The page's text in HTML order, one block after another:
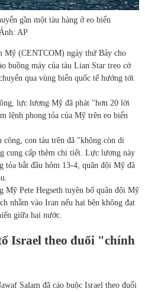
gần một tàu hàng ở eo biển
AP
Mỹ (CENTCOM) ngày thứ Bảy cho
buồng máy của tàu Lian Star treo cờ
qua vùng biển quốc tế hướng tới
lực lượng Mỹ đã phát "hơn 20 lời
lệnh phong tỏa của Mỹ trên eo biển
con tàu trên đã "không còn di
cung cấp thêm chi tiết. Lực lượng này
tỏa bắt đầu hôm 13-4, quân đội Mỹ đã
Mỹ Pete Hegseth tuyên bố quân đội Mỹ
nhằm vào Iran nếu hai bên không đạt
giữa hai nước.
Israel theo đuổi "chính
Salam đã cáo buộc Israel theo đuổi